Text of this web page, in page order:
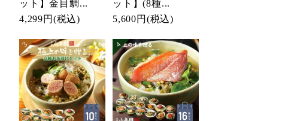
ット】金目鯛...
4,299円 (税込)
ット】(8種...
5,600円 (税込)